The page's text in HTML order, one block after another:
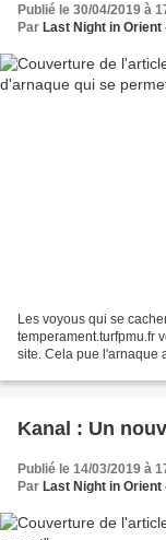
Publié le 30/04/2019 à
Par Last Night in Orient
Les voyous qui se
temperament.turfpmu.fr volent mes photo pour les mettre en vente sur leur
site. Cela pue l'arnaque
Kanal : Un
Publié le 14/03/2019 à
Par Last Night in Orient